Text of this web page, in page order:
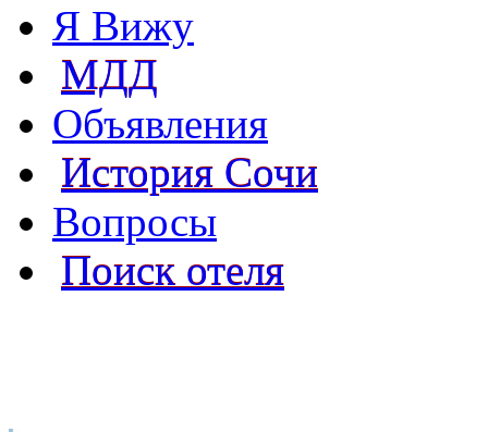
Я Вижу
МДД
Объявления
История Сочи
Вопросы
Поиск отеля